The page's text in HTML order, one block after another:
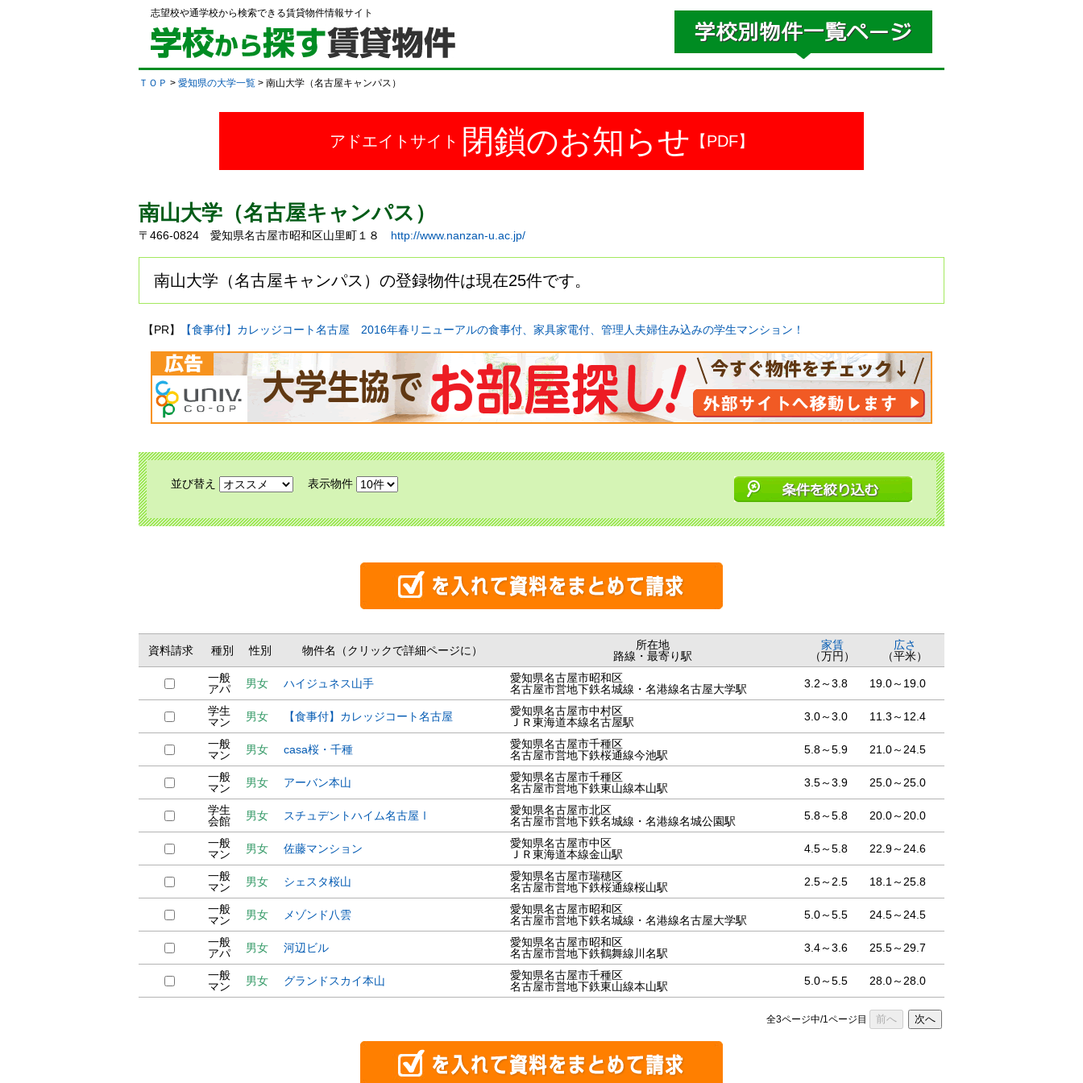
志望校や通学校から検索できる賃貸物件情報サイト
ＴＯＰ > 愛知県の大学一覧 > 南山大学（名古屋キャンパス）
アドエイトサイト 閉鎖のお知らせ 【PDF】
南山大学（名古屋キャンパス）
〒466-0824 愛知県名古屋市昭和区山里町１８ http://www.nanzan-u.ac.jp/
南山大学（名古屋キャンパス）の登録物件は現在25件です。
【PR】 【食事付】カレッジコート名古屋 2016年春リニューアルの食事付、家具家電付、管理人夫婦住み込みの学生マンション！
並び替え 表示物件
資料請求 種別 性別 物件名（クリックで詳細ページに）
所在地
路線・最寄り駅
家賃
（万円）
広さ
（平米）
一般
アパ
男女 ハイジュネス山手
愛知県名古屋市昭和区
名古屋市営地下鉄名城線・名港線名古屋大学駅
3.2～3.8 19.0～19.0
学生
マン
男女 【食事付】カレッジコート名古屋
愛知県名古屋市中村区
ＪＲ東海道本線名古屋駅
3.0～3.0 11.3～12.4
一般
マン
男女 casa桜・千種
愛知県名古屋市千種区
名古屋市営地下鉄桜通線今池駅
5.8～5.9 21.0～24.5
一般
マン
男女 アーバン本山
愛知県名古屋市千種区
名古屋市営地下鉄東山線本山駅
3.5～3.9 25.0～25.0
学生
会館
男女 スチュデントハイム名古屋Ⅰ
愛知県名古屋市北区
名古屋市営地下鉄名城線・名港線名城公園駅
5.8～5.8 20.0～20.0
一般
マン
男女 佐藤マンション
愛知県名古屋市中区
ＪＲ東海道本線金山駅
4.5～5.8 22.9～24.6
一般
マン
男女 シェスタ桜山
愛知県名古屋市瑞穂区
名古屋市営地下鉄桜通線桜山駅
2.5～2.5 18.1～25.8
一般
マン
男女 メゾンド八雲
愛知県名古屋市昭和区
名古屋市営地下鉄名城線・名港線名古屋大学駅
5.0～5.5 24.5～24.5
一般
アパ
男女 河辺ビル
愛知県名古屋市昭和区
名古屋市営地下鉄鶴舞線川名駅
3.4～3.6 25.5～29.7
一般
マン
男女 グランドスカイ本山
愛知県名古屋市千種区
名古屋市営地下鉄東山線本山駅
5.0～5.5 28.0～28.0
全3ページ中/1ページ目 前へ 次へ